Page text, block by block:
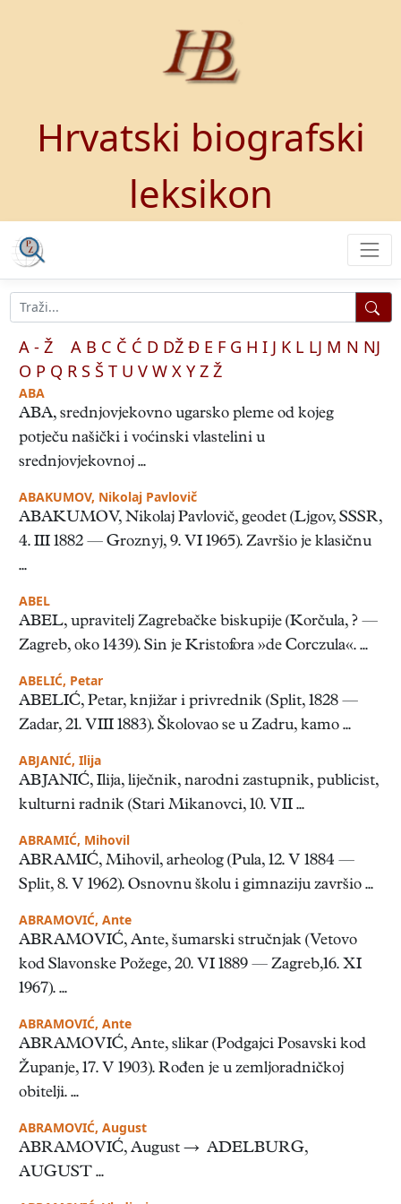
Hrvatski biografski
leksikon
A - Ž A B C Č Ć D DŽ Đ E F G H I J K L LJ M N NJ
O P Q R S Š T U V W X Y Z Ž
ABA
ABA, srednjovjekovno ugarsko pleme od kojeg
potječu našički i voćinski vlastelini u
srednjovjekovnoj ...
ABAKUMOV, Nikolaj Pavlovič
ABAKUMOV, Nikolaj Pavlovič, geodet (Ljgov, SSSR,
4. III 1882 — Groznyj, 9. VI 1965). Završio je klasičnu
...
ABEL
ABEL, upravitelj Zagrebačke biskupije (Korčula, ? —
Zagreb, oko 1439). Sin je Kristofora »de Corczula«. ...
ABELIĆ, Petar
ABELIĆ, Petar, knjižar i privrednik (Split, 1828 —
Zadar, 21. VIII 1883). Školovao se u Zadru, kamo ...
ABJANIĆ, Ilija
ABJANIĆ, Ilija, liječnik, narodni zastupnik, publicist,
kulturni radnik (Stari Mikanovci, 10. VII ...
ABRAMIĆ, Mihovil
ABRAMIĆ, Mihovil, arheolog (Pula, 12. V 1884 —
Split, 8. V 1962). Osnovnu školu i gimnaziju završio ...
ABRAMOVIĆ, Ante
ABRAMOVIĆ, Ante, šumarski stručnjak (Vetovo
kod Slavonske Požege, 20. VI 1889 — Zagreb,16. XI
1967). ...
ABRAMOVIĆ, Ante
ABRAMOVIĆ, Ante, slikar (Podgajci Posavski kod
Županje, 17. V 1903). Rođen je u zemljoradničkoj
obitelji. ...
ABRAMOVIĆ, August
ABRAMOVIĆ, August → ADELBURG,
AUGUST ...